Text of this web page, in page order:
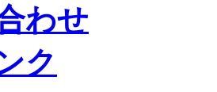
わせ
ク